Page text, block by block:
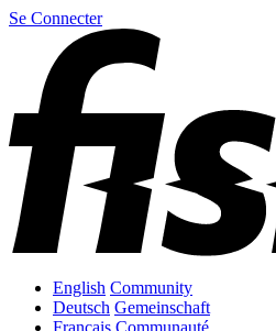
Se Connecter
English Community
Deutsch Gemeinschaft